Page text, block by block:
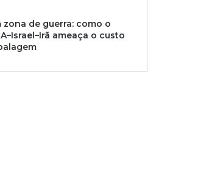
zona de guerra: como o
ameaça o custo